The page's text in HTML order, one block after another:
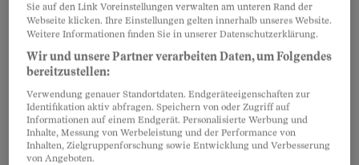
Er hatte sich viele Jahre lang um sie gekümmert,
war ihr Beistand, Vorsorgebeauftragter und
hatte eine Generalvollmacht für alle Konten.
Sie auf den Link Voreinstellungen verwalten am unteren Rand der
Webseite klicken. Ihre Einstellungen gelten innerhalb unseres Website.
Weitere Informationen finden Sie in unserer Datenschutzerklärung.
Wir und unsere Partner verarbeiten Daten, um Folgendes
bereitzustellen:
Verwendung genauer Standortdaten. Endgeräteeigenschaften zur
Identifikation aktiv abfragen. Speichern von oder Zugriff auf
Informationen auf einem Endgerät. Personalisierte Werbung und
Inhalte, Messung von Werbeleistung und der Performance von
Inhalten, Zielgruppenforschung sowie Entwicklung und Verbesserung
von Angeboten.